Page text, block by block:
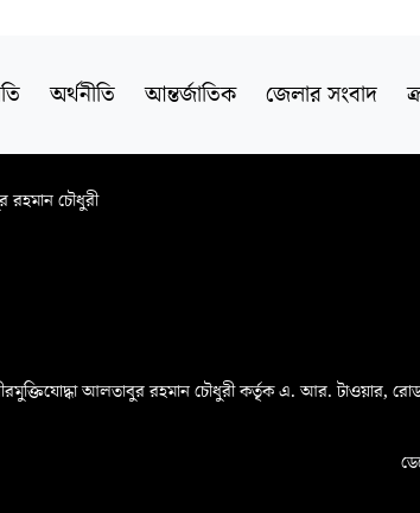
অর্থনীতি আন্তর্জাতিক জেলার সংবাদ
রহমান চৌধুরী
আলতাবুর রহমান চৌধুরী কর্তৃক এ. আর. টাওয়ার,